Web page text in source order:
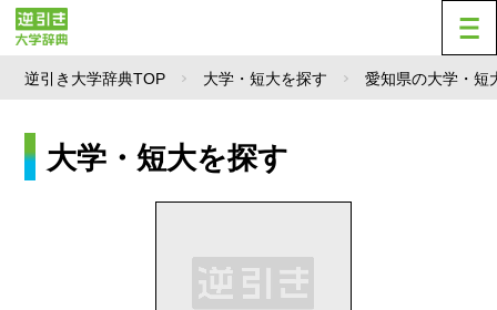
逆引き大学辞典TOP 大学・短大を探す 愛知県の大学・短
大学・短大を探す